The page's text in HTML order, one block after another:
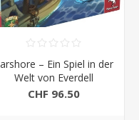
– Ein Spiel in der
Welt von Everdell
CHF 96.50